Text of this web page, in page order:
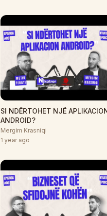
SI NDËRTOHET NJË
ANDROID?
Mergim Krasniqi
1 year ago